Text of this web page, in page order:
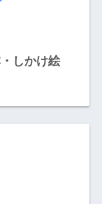
しかけ絵